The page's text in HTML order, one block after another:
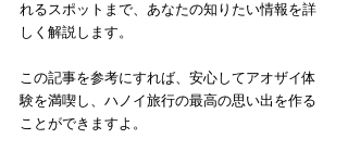
れるスポットまで、あなたの知りたい情報を詳
しく解説します。
この記事を参考にすれば、安心してアオザイ体
験を満喫し、ハノイ旅行の最高の思い出を作る
ことができますよ。